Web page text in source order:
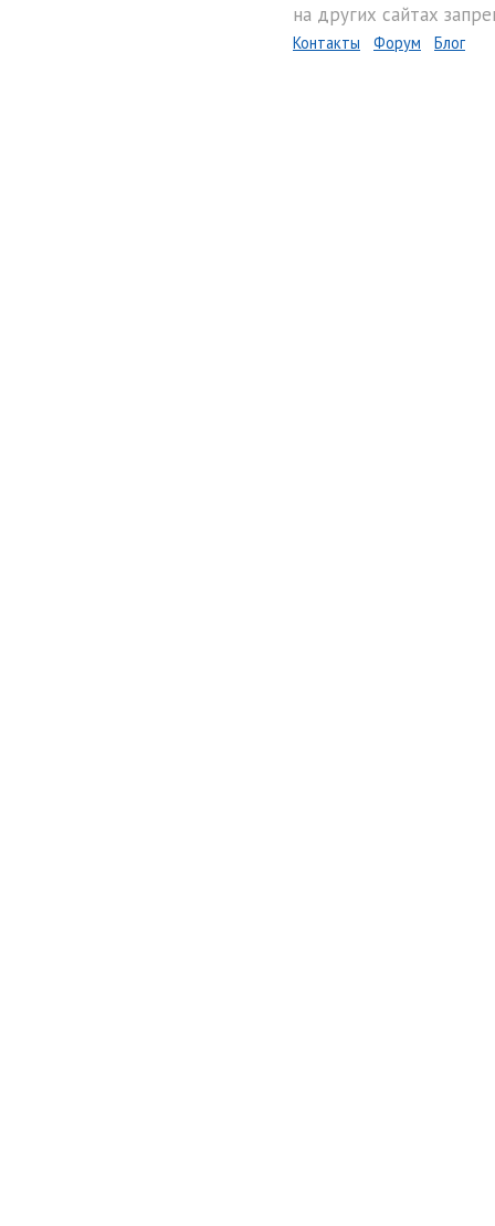
на других сайтах
Контакты Форум Блог